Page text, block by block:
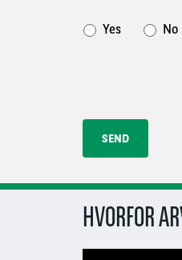
Yes No
HVORFOR